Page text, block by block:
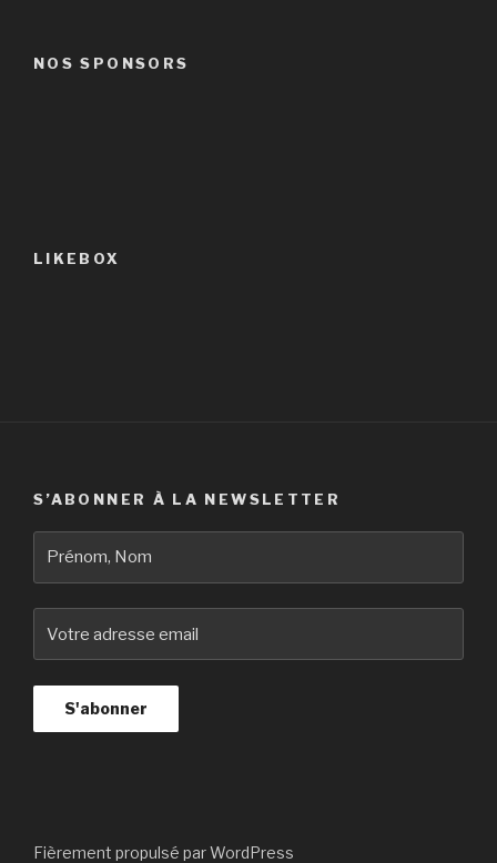
NOS SPONSORS
LIKEBOX
S’ABONNER À LA NEWSLETTER
Fièrement propulsé par WordPress